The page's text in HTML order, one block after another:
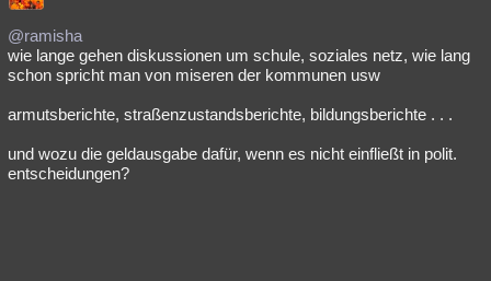
@ramisha
wie lange gehen diskussionen um schule, soziales netz, wie lang
schon spricht man von miseren der kommunen usw
armutsberichte, straßenzustandsberichte, bildungsberichte . . .
und wozu die geldausgabe dafür, wenn es nicht einfließt in polit.
entscheidungen?